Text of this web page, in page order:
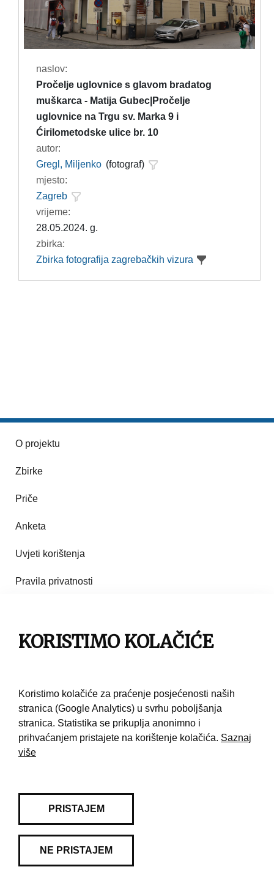
naslov:
Pročelje uglovnice s glavom bradatog
muškarca - Matija Gubec|Pročelje
uglovnice na Trgu sv. Marka 9 i
Ćirilometodske ulice br. 10
autor:
Gregl, Miljenko (fotograf)
mjesto:
Zagreb
vrijeme:
28.05.2024. g.
zbirka:
Zbirka fotografija zagrebačkih vizura
O projektu
Zbirke
Priče
Anketa
Uvjeti korištenja
Pravila privatnosti
Pravila korištenja
KORISTIMO KOLAČIĆE
Koristimo kolačiće za praćenje posjećenosti naših
stranica (Google Analytics) u svrhu poboljšanja
stranica. Statistika se prikuplja anonimno i
prihvaćanjem pristajete na korištenje kolačića. Saznaj
više
PRISTAJEM
NE PRISTAJEM